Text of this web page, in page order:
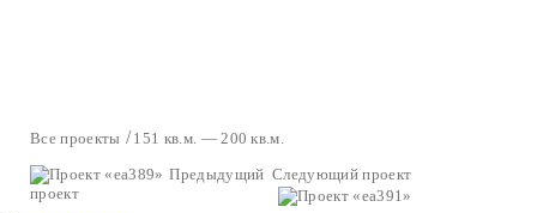
Все проекты
151 кв.м. — 200 кв.м.
Предыдущий
проект
Следующий проект